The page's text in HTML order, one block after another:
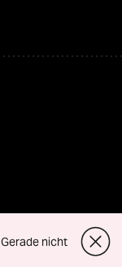
Gerade nicht